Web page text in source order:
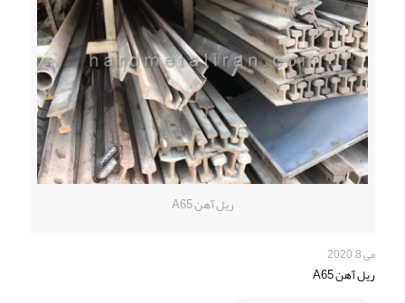
ریل آهن A65
می 8, 2020
ریل آهن A65